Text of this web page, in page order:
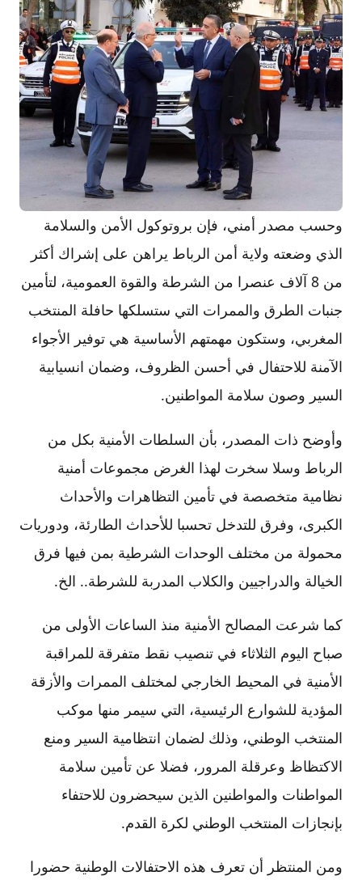
وحسب مصدر أمني، فإن بروتوكول الأمن والسلامة
الذي وضعته ولاية أمن الرباط يراهن على إشراك أكثر
من 8 آلاف عنصرا من الشرطة والقوة العمومية، لتأمين
جنبات الطرق والممرات التي ستسلكها حافلة المنتخب
المغربي، وستكون مهمتهم الأساسية هي توفير الأجواء
الآمنة للاحتفال في أحسن الظروف، وضمان انسيابية
السير وصون سلامة المواطنين.
وأوضح ذات المصدر، بأن السلطات الأمنية بكل من
الرباط وسلا سخرت لهذا الغرض مجموعات أمنية
نظامية متخصصة في تأمين التظاهرات والأحداث
الكبرى، وفرق للتدخل تحسبا للأحداث الطارئة، ودوريات
محمولة من مختلف الوحدات الشرطية بمن فيها فرق
الخيالة والدراجيين والكلاب المدربة للشرطة.. الخ.
كما شرعت المصالح الأمنية منذ الساعات الأولى من
صباح اليوم الثلاثاء في تنصيب نقط متفرقة للمراقبة
الأمنية في المحيط الخارجي لمختلف الممرات والأزقة
المؤدية للشوارع الرئيسية، التي سيمر منها موكب
المنتخب الوطني، وذلك لضمان انتظامية السير ومنع
الاكتظاظ وعرقلة المرور، فضلا عن تأمين سلامة
المواطنات والمواطنين الذين سيحضرون للاحتفاء
بإنجازات المنتخب الوطني لكرة القدم.
ومن المنتظر أن تعرف هذه الاحتفالات الوطنية حضورا